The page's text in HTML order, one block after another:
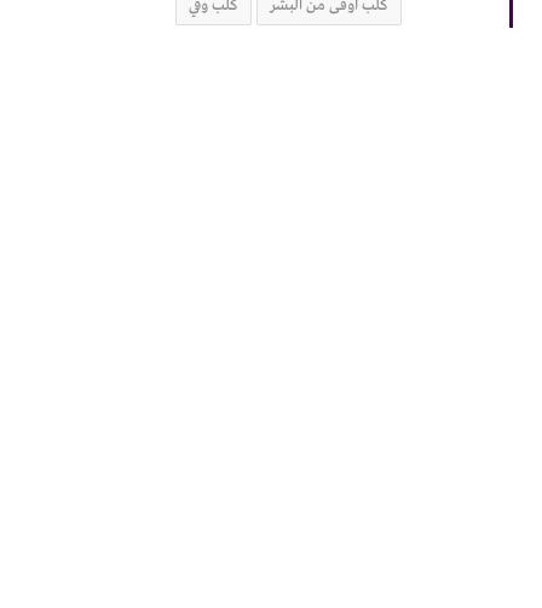
كلب أوفى من البشر كلب وفي